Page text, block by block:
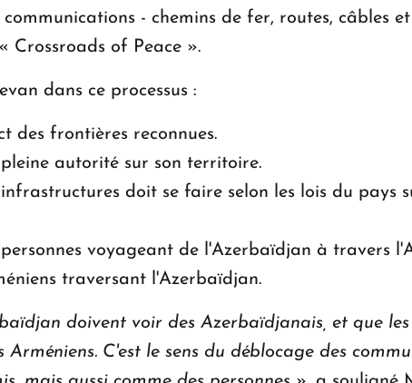
- chemins de fer, routes, câbles et
Crossroads of Peace ».
dans ce processus :
des frontières reconnues.
autorité sur son territoire.
doit se faire selon les lois du pays
voyageant de l'Azerbaïdjan à travers
traversant l'Azerbaïdjan.
doivent voir des Azerbaïdjanais, et que les
C'est le sens du déblocage des